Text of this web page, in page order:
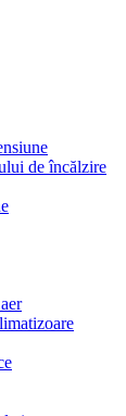
de încălzire